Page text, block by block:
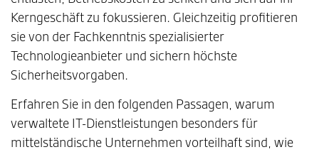
Kerngeschäft zu fokussieren. Gleichzeitig profitieren
sie von der Fachkenntnis spezialisierter
Technologieanbieter und sichern höchste
Sicherheitsvorgaben.
Erfahren Sie in den folgenden Passagen, warum
verwaltete IT-Dienstleistungen besonders für
mittelständische Unternehmen vorteilhaft sind, wie